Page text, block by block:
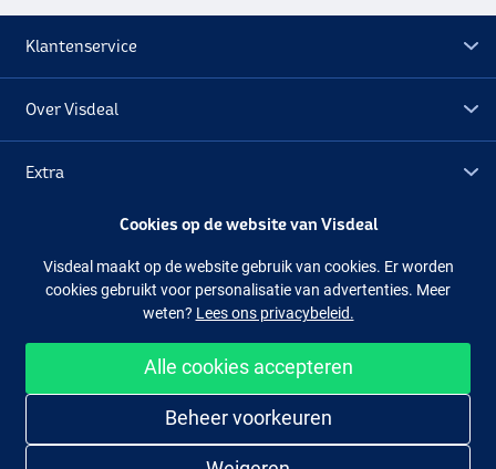
Klantenservice
Over Visdeal
Extra
Facebook Instagram
Makkelijk en veilig shoppen
Cookies op de website van Visdeal
Visdeal maakt op de website gebruik van cookies. Er worden
cookies gebruikt voor personalisatie van advertenties. Meer
weten? Lees ons privacybeleid.
Alle cookies accepteren
Beheer voorkeuren